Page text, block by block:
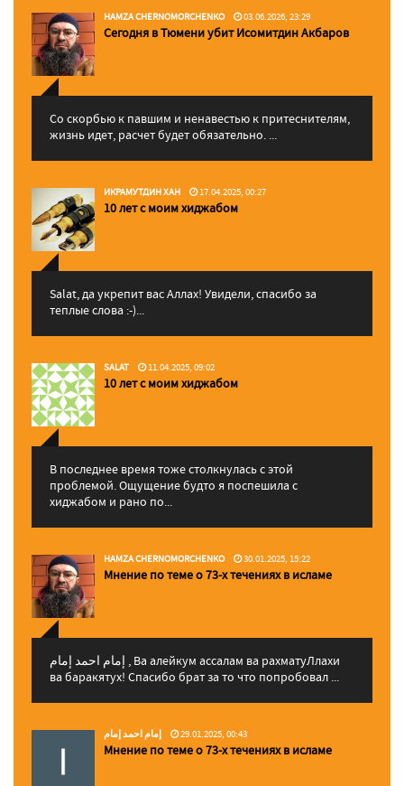
HAMZA CHERNOMORCHENKO 03.06.2026, 23:29
Сегодня в Тюмени убит Исомитдин Акбаров
Со скорбью к павшим и ненавестью к притеснителям,
жизнь идет, расчет будет обязательно. ...
ИКРАМУТДИН ХАН 17.04.2025, 00:27
10 лет с моим хиджабом
Salat, да укрепит вас Аллаx! Увидели, спасибо за
теплые слова :-)...
SALAT 11.04.2025, 09:02
10 лет с моим хиджабом
В последнее время тоже столкнулась с этой
проблемой. Ощущение будто я поспешила с
хиджабом и рано по...
HAMZA CHERNOMORCHENKO 30.01.2025, 15:22
Мнение по теме о 73-х течениях в исламе
إمام احمد إمام , Ва алейкум ассалам ва рахматуЛлахи
ва баракятух! Спасибо брат за то что попробовал ...
إمام احمد إمام 29.01.2025, 00:43
Мнение по теме о 73-х течениях в исламе